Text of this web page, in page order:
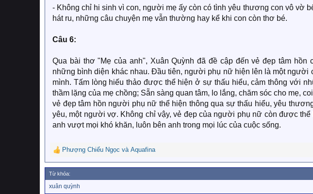
- Không chỉ hi sinh vì con, người mẹ ấy còn có tình yêu thương con vô vờ
hát ru, những câu chuyện mẹ vẫn thường hay kể khi con còn thơ bé.
Câu 6:
Qua bài thơ "Mẹ của anh", Xuân Quỳnh đã đề cập đến vẻ đẹp tâm
những bình diện khác nhau. Đầu tiên, người phụ nữ hiện lên là một người
mình. Tấm lòng hiếu thảo được thể hiện ở sự thấu hiểu, cảm thông với
thầm lặng của mẹ chồng; Sẵn sàng quan tâm, lo lắng, chăm sóc cho mẹ,
vẻ đẹp tâm hồn người phụ nữ thể hiện thông qua sự thấu hiểu, yêu
yêu, một người vợ. Không chỉ vậy, vẻ đẹp của người phụ nữ còn được thể
anh vượt mọi khó khăn, luôn bên anh trong mọi lúc của cuộc sống.
R
e
a
c
t
Phượng Chiếu Ngọc và Aquafina
Từ khóa:
ừ
xuân quỳnh